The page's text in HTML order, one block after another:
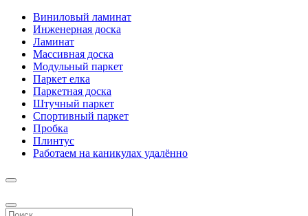
Виниловый ламинат
Инженерная доска
Ламинат
Массивная доска
Модульный паркет
Паркет елка
Паркетная доска
Штучный паркет
Спортивный паркет
Пробка
Плинтус
Работаем на каникулах удалённо